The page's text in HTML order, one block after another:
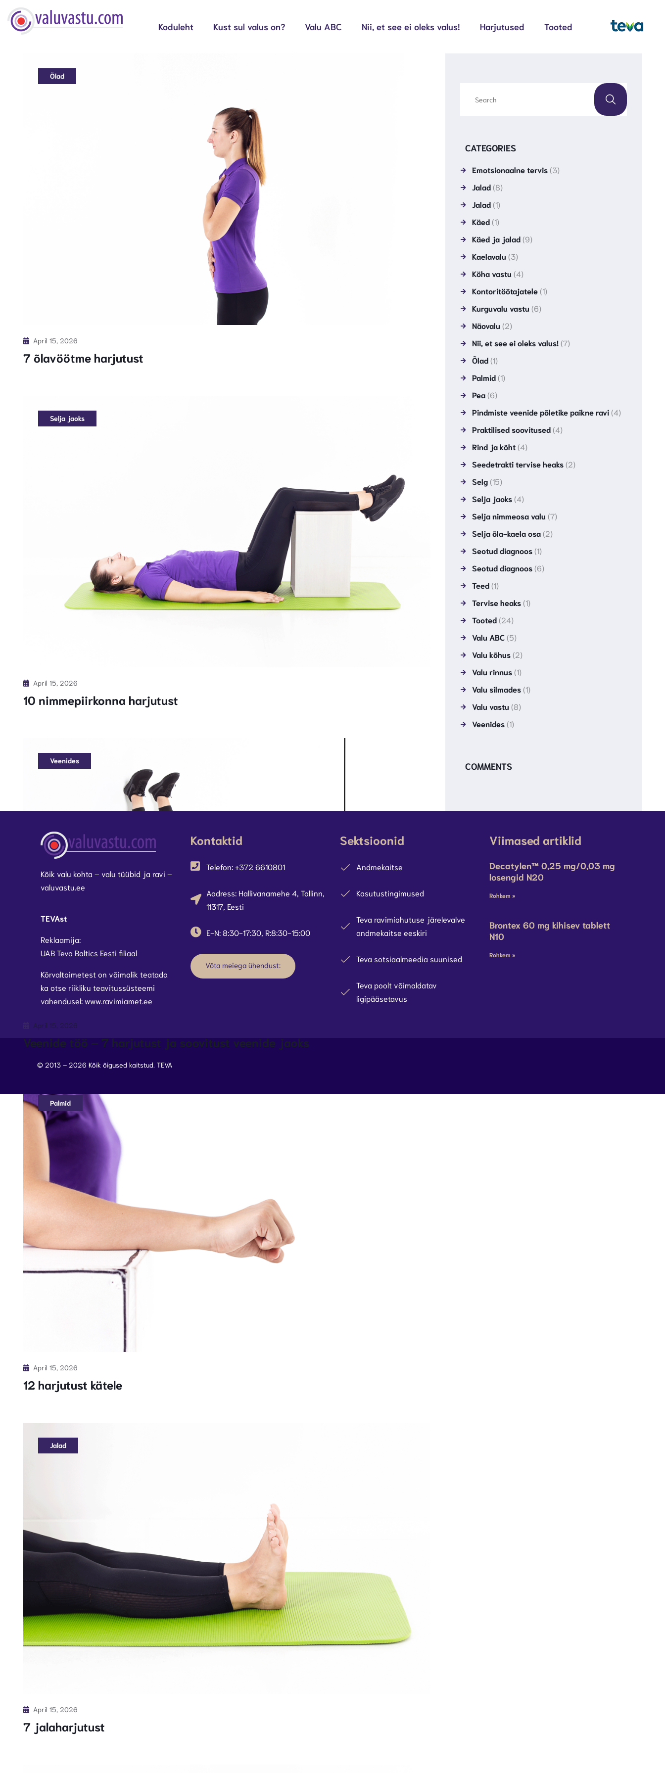
Koduleht Kust sul valus on? Valu ABC Nii, et see ei oleks valus! Harjutused Tooted
Õlad
April 15, 2026
7 õlavöötme harjutust
Selja jaoks
April 15, 2026
10 nimmepiirkonna harjutust
Veenides
April 15, 2026
Veenide töö – 7 harjutust ja soovitust veenide jaoks
Palmid
April 15, 2026
12 harjutust kätele
Jalad
April 15, 2026
7 jalaharjutust
CATEGORIES
Emotsionaalne tervis(3)
Jalad(8)
Jalad(1)
Käed(1)
Käed ja jalad(9)
Kaelavalu (3)
Köha vastu (4)
Kontoritöötajatele(1)
Kurguvalu vastu (6)
Näovalu (2)
Nii, et see ei oleks valus!(7)
Õlad(1)
Palmid(1)
Pea(6)
Pindmiste veenide põletike paikne ravi(4)
Praktilised soovitused(4)
Rind ja kõht(4)
Seedetrakti tervise heaks(2)
Selg(15)
Selja jaoks(4)
Selja nimmeosa valu (7)
Selja õla-kaela osa(2)
Seotud diagnoos(1)
Seotud diagnoos(6)
Teed(1)
Tervise heaks(1)
Tooted(24)
Valu ABC(5)
Valu kõhus(2)
Valu rinnus(1)
Valu silmades(1)
Valu vastu (8)
Veenides(1)
COMMENTS
Kõik valu kohta – valu tüübid ja ravi –
valuvastu.ee
TEVAst
Reklaamija:
UAB Teva Baltics Eesti filiaal
Kõrvaltoimetest on võimalik teatada
ka otse riikliku teavitussüsteemi
vahendusel: www.ravimiamet.ee
Kontaktid
Telefon: +372 6610801
Aadress: Hallivanamehe 4, Tallinn,
11317, Eesti
E-N: 8:30-17:30, R:8:30-15:00
Võta meiega ühendust:
Sektsioonid
Andmekaitse
Kasutustingimused
Teva ravimiohutuse järelevalve
andmekaitse eeskiri
Teva sotsiaalmeedia suunised
Teva poolt võimaldatav
ligipääsetavus
Viimased artiklid
Decatylen™ 0,25 mg/0,03 mg
losengid N20
Rohkem »
Brontex 60 mg kihisev tablett
N10
Rohkem »
© 2013 – 2026 Kõik õigused kaitstud. TEVA